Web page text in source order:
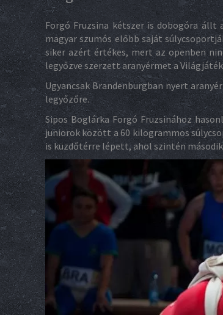
Forgó Fruzsina kétszer is dobogóra állt
magyar szumós előbb saját
siker azért értékes, mert az openben
legyőzve szerzett aranyérmet a
Ugyancsak Brandenburgban nyert
legyőzőre.
Sipos Boglárka Forgó Fruzsinához
juniorok között a 60 kilogrammos
is küzdőtérre lépett, ahol szintén